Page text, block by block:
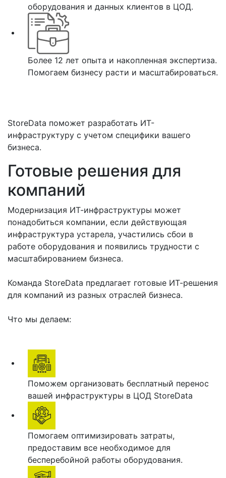
оборудования и данных клиентов в ЦОД.
Более 12 лет опыта и накопленная экспертиза.
Помогаем бизнесу расти и масштабироваться.
StoreData поможет разработать ИТ-
инфраструктуру с учетом специфики вашего
бизнеса.
Готовые решения для
компаний
Модернизация ИТ-инфраструктуры может
понадобиться компании, если действующая
инфраструктура устарела, участились сбои в
работе оборудования и появились трудности с
масштабированием бизнеса.
Команда StoreData предлагает готовые ИТ-решения
для компаний из разных отраслей бизнеса.
Что мы делаем:
Поможем организовать бесплатный перенос
вашей инфраструктуры в ЦОД StoreData
Помогаем оптимизировать затраты,
предоставим все необходимое для
бесперебойной работы оборудования.